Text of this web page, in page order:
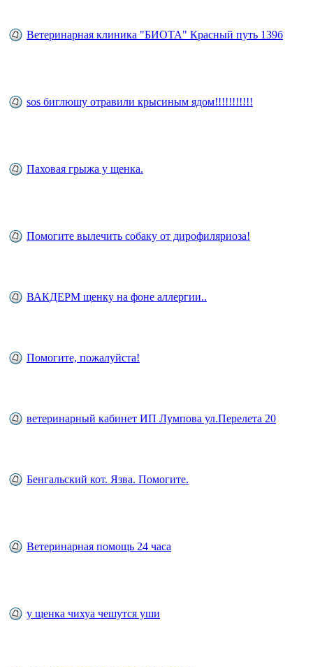
Ветеринарная клиника "БИОТА" Красный путь 139б
sos биглюшу отравили крысиным ядом!!!!!!!!!!!
Паховая грыжа у щенка.
Помогите вылечить собаку от дирофиляриоза!
ВАКДЕРМ щенку на фоне аллергии..
Помогите, пожалуйста!
ветеринарный кабинет ИП Лумпова ул.Перелета 20
Бенгальский кот. Язва. Помогите.
Ветеринарная помощь 24 часа
у щенка чихуа чешутся уши